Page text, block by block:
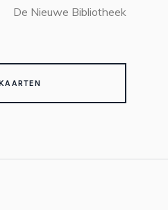
De Nieuwe Bibliotheek